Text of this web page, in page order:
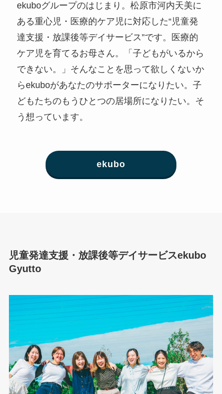
ekuboグループのはじまり。松原市河内天美に
ある重心児・医療的ケア児に対応した“児童発
達支援・放課後等デイサービス”です。医療的
ケア児を育てるお母さん。「子どもがいるから
できない。」そんなことを思って欲しくないか
らekuboがあなたのサポーターになりたい。子
どもたちのもうひとつの居場所になりたい。そ
う想っています。
ekubo
児童発達支援・放課後等デイサービスekubo
Gyutto